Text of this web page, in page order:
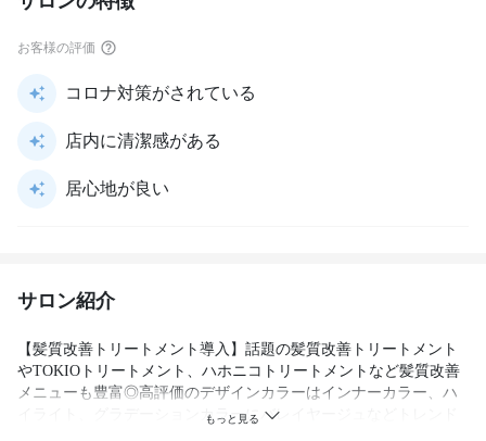
お客様の評価
コロナ対策がされている
店内に清潔感がある
居心地が良い
サロン紹介
【髪質改善トリートメント導入】話題の髪質改善トリートメント
やTOKIOトリートメント、ハホニコトリートメントなど髪質改善
メニューも豊富◎高評価のデザインカラーはインナーカラー、ハ
イライト、グラデーションカラーにバレイヤージュなどトレンド